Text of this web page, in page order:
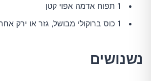
1 תפוח אדמה אפוי קטן
1 כוס ברוקולי מבושל, גזר או ירק אחר.
נשנושים